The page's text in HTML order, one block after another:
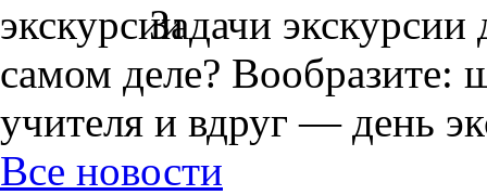
Задачи
самом деле? Вообразите:
учителя и вдруг — день
Все новости